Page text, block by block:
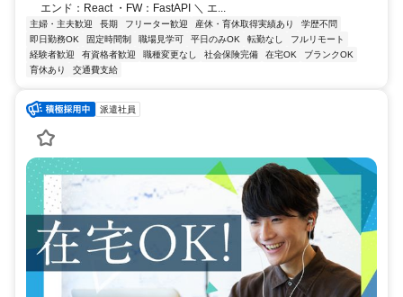
エンド：React ・FW：FastAPI ＼ エ...
主婦・主夫歓迎 長期 フリーター歓迎 産休・育休取得実績あり
学歴不問
即日勤務OK
固定時間制 職場見学可 平日のみOK 転勤なし
フルリモート
経験者歓迎
有資格者歓迎 職種変更なし 社会保険完備 在宅OK
ブランクOK
育休あり
交通費支給
派遣社員